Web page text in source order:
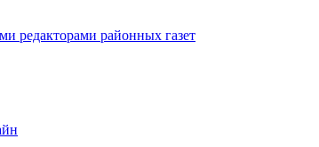
редакторами районных газет